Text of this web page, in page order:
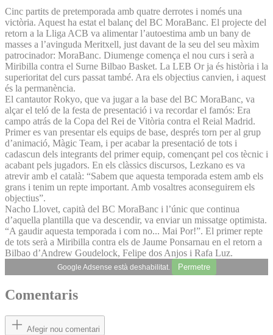
Cinc partits de pretemporada amb quatre derrotes i només una
victòria. Aquest ha estat el balanç del BC MoraBanc. El projecte del
retorn a la Lliga ACB va alimentar l’autoestima amb un bany de
masses a l’avinguda Meritxell, just davant de la seu del seu màxim
patrocinador: MoraBanc. Diumenge comença el nou curs i serà a
Miribilla contra el Surne Bilbao Basket. La LEB Or ja és història i la
superioritat del curs passat també. Ara els objectius canvien, i aquest
és la permanència.
El cantautor Rokyo, que va jugar a la base del BC MoraBanc, va
alçar el teló de la festa de presentació i va recordar el famós: Era
campo atrás de la Copa del Rei de Vitòria contra el Reial Madrid.
Primer es van presentar els equips de base, després torn per al grup
d’animació, Màgic Team, i per acabar la presentació de tots i
cadascun dels integrants del primer equip, començant pel cos tècnic i
acabant pels jugadors. En els clàssics discursos, Lezkano es va
atrevir amb el català: “Sabem que aquesta temporada estem amb els
grans i tenim un repte important. Amb vosaltres aconseguirem els
objectius”.
Nacho Llovet, capità del BC MoraBanc i l’únic que continua
d’aquella plantilla que va descendir, va enviar un missatge optimista.
“A gaudir aquesta temporada i com no... Mai Por!”. El primer repte
de tots serà a Miribilla contra els de Jaume Ponsarnau en el retorn a
Bilbao d’Andrew Goudelock, Felipe dos Anjos i Rafa Luz.
Google Adsense està deshabilitat. Permetre
Comentaris
Afegir nou comentari